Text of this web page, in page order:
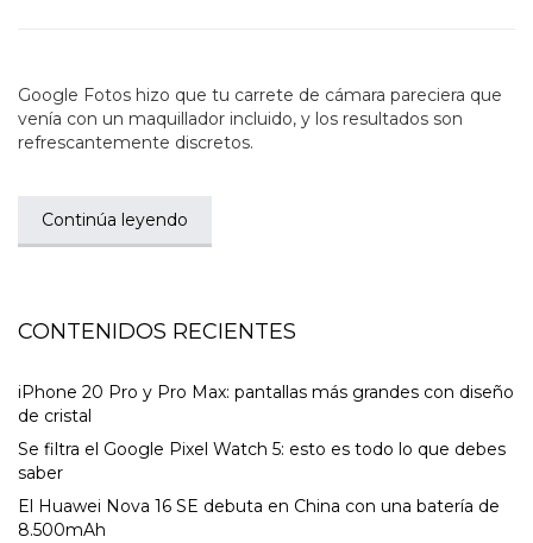
Google Fotos hizo que tu carrete de cámara pareciera que
venía con un maquillador incluido, y los resultados son
refrescantemente discretos.
Continúa leyendo
CONTENIDOS RECIENTES
iPhone 20 Pro y Pro Max: pantallas más grandes con diseño
de cristal
Se filtra el Google Pixel Watch 5: esto es todo lo que debes
saber
El Huawei Nova 16 SE debuta en China con una batería de
8.500mAh